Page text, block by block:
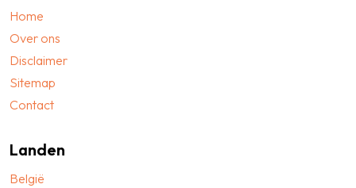
Home
Over ons
Disclaimer
Sitemap
Contact
Landen
België